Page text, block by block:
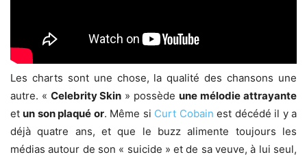
Les charts sont une chose, la qualité des chansons une
autre. « Celebrity Skin » possède une mélodie attrayante
etun son plaqué or. Même si Curt Cobain est décédé il y a
déjà quatre ans, et que le buzz alimente toujours les
médias autour de son « suicide » et de sa veuve, à lui seul,